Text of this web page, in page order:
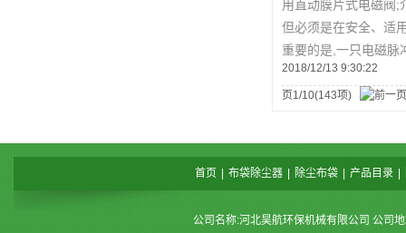
用直动膜片式电磁阀;
但必须是在安全、适
重要的是,一只电磁脉
2018/12/13 9:30:22
页1/10(143项)
首页 布袋除尘器 除尘布袋 产品目录
公司名称:河北昊航环保机械有限公司 公司